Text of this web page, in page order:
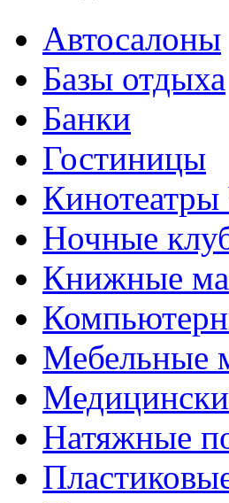
Автосалоны
Базы отдыха
Банки
Гостиницы
Кинотеатры
Ночные
Книжные
Мебельные
Натяжные